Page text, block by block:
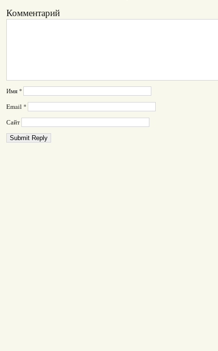
Комментарий
Имя *
Email *
Сайт